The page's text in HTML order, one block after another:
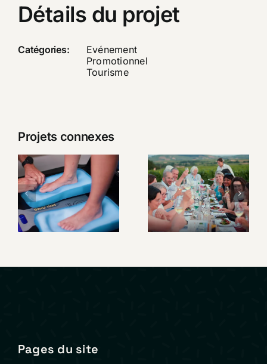
Détails du projet
Catégories:
Evénement
Promotionnel
Tourisme
Projets connexes
SIDAS –
Présentation
Custom
Station
Un week-
end au
cœur du
Beaujolais
Pages du site